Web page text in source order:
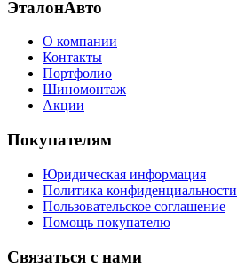
ЭталонАвто
О компании
Контакты
Портфолио
Шиномонтаж
Акции
Покупателям
Юридическая информация
Политика конфиденциальности
Пользовательское соглашение
Помощь покупателю
Связаться с нами